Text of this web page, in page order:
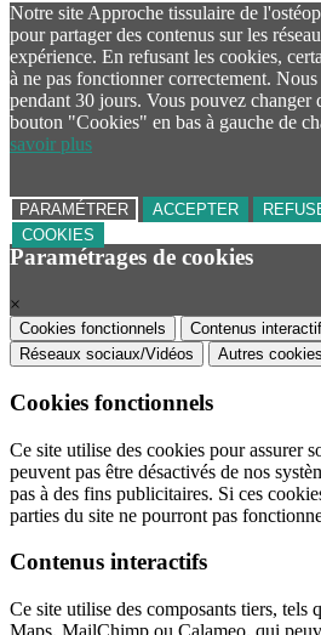
Notre site Approche tissulaire de
pour partager des contenus sur les
expérience. En refusant les cookies,
à ne pas fonctionner correctement.
pendant 30 jours. Vous pouvez changer
bouton "Cookies" en bas à gauche de
savoir plus
PARAMÉTRER ACCEPTER
COOKIES
Paramétrages de cookies
×
Cookies fonctionnels
Contenus
Réseaux sociaux/Vidéos
Autres cookies
Cookies fonctionnels
Ce site utilise des cookies pour assurer
peuvent pas être désactivés de nos
pas à des fins publicitaires. Si ces
parties du site ne pourront pas
Contenus interactifs
Ce site utilise des composants tiers,
Maps, MailChimp ou Calameo, qui